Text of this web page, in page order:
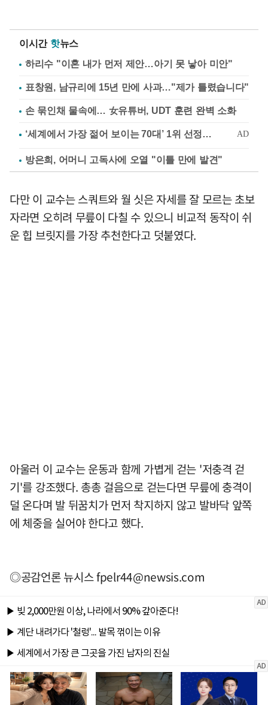
이시간 핫뉴스
하리수 "이혼 내가 먼저 제안…아기 못 낳아 미안"
표창원, 남규리에 15년 만에 사과…"제가 틀렸습니다"
손 묶인채 물속에… 女유튜버, UDT 훈련 완벽 소화
방은희, 어머니 고독사에 오열 "이틀 만에 발견"
다만 이 교수는 스쿼트와 월 싯은 자세를 잘 모르는 초보
자라면 오히려 무릎이 다칠 수 있으니 비교적 동작이 쉬
운 힙 브릿지를 가장 추천한다고 덧붙였다.
아울러 이 교수는 운동과 함께 가볍게 걷는 '저충격 걷
기'를 강조했다. 총총 걸음으로 걷는다면 무릎에 충격이
덜 온다며 발 뒤꿈치가 먼저 착지하지 않고 발바닥 앞쪽
에 체중을 실어야 한다고 했다.
◎공감언론 뉴시스fpelr44@newsis.com